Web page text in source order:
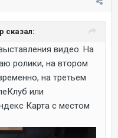
сказал:
видео. На
ролики, на втором
на третьем
или
Карта с местом